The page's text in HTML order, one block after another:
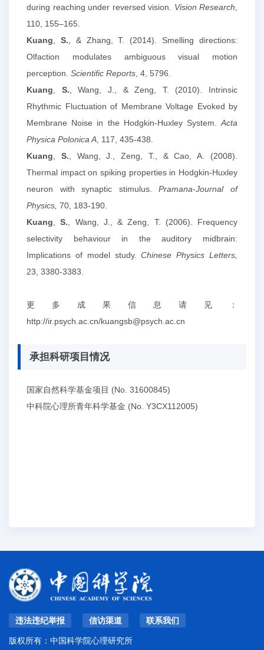
during reaching under reversed vision. Vision Research
110, 155–165.
Kuang
S. , & Zhang, T. (2014). Smelling directions:
Olfaction modulates ambiguous visual motion
perception. Scientific Reports , 4, 5796.
Kuang
S. , Wang, J., & Zeng, T. (2010). Intrinsic
Rhythmic Fluctuation of Membrane Voltage Evoked by
Membrane Noise in the Hodgkin-Huxley System. Acta
Physica Polonica A , 117, 435-438.
Kuang
S. , Wang, J., Zeng, T., & Cao, A. (2008).
Thermal impact on spiking properties in Hodgkin-Huxley
neuron with synaptic stimulus.Pramana-Journal of
Physics, 70, 183-190.
Kuang ,S. , Wang, J., & Zeng, T. (2006). Frequency
selectivity behaviour in the auditory midbrain:
Implications of model study.Chinese Physics Letters,
23, 3380-3383.
更多成果信息请见：
http://ir.psych.ac.cn/kuangsb@psych.ac.cn
承担科研项目情况
国家自然科学基金项目 (No. 31600845)
中科院心理所青年科学基金 (No. Y3CX112005)
违法违纪举报 信访渠道 联系我们
版权所有：中国科学院心理研究所